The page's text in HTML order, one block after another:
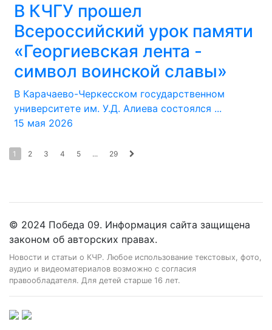
В КЧГУ прошел
Всероссийский урок памяти
«Георгиевская лента -
символ воинской славы»
В Карачаево-Черкесском государственном
университете им. У.Д. Алиева состоялся ...
15 мая 2026
1 2 3 4 5 ... 29
© 2024 Победа 09. Информация сайта защищена
законом об авторских правах.
Новости и статьи о КЧР. Любое использование текстовых, фото,
аудио и видеоматериалов возможно с согласия
правообладателя. Для детей старше 16 лет.